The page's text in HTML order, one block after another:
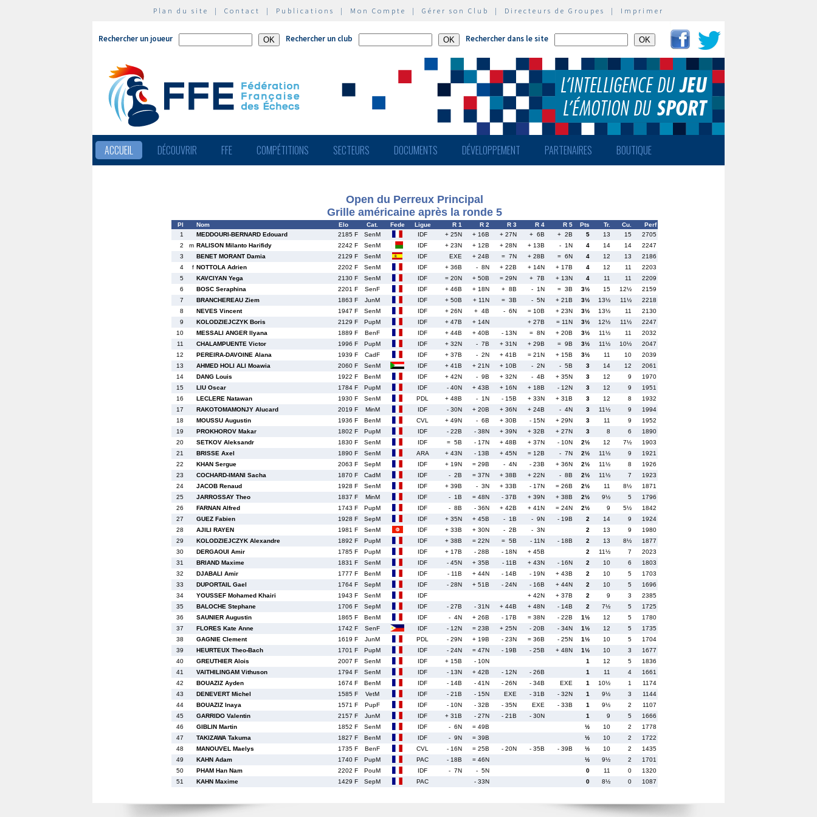
Plan du site | Contact | Publications | Mon Compte | Gérer son Club | Directeurs de Groupes | Imprimer
Rechercher un joueur Rechercher un club Rechercher dans le site
ACCUEIL DÉCOUVRIR FFE COMPÉTITIONS SECTEURS DOCUMENTS DÉVELOPPEMENT PARTENAIRES BOUTIQUE
Open du Perreux Principal
Grille américaine après la ronde 5
Pl Nom Elo Cat. Fede Ligue R 1 R 2 R 3 R 4 R 5 Pts Tr. Cu.
Perf
1
MEDDOURI-BERNARD Edouard 2185 F SenM IDF + 25N + 16B + 27N + 6B + 2B 5 13 15
2705
2
m RALISON Milanto Harifidy 2242 F SenM IDF + 23N + 12B + 28N + 13B - 1N 4 14 14
2247
3
BENET MORANT Damia 2129 F SenM IDF EXE + 24B = 7N + 28B = 6N 4 12 13
2186
4
f NOTTOLA Adrien 2202 F SenM IDF + 36B - 8N + 22B + 14N + 17B 4 12 11
2203
5
KAVCIYAN Yega 2130 F SenM IDF = 20N + 50B = 29N + 7B + 13N 4 11 11
2209
6
BOSC Seraphina 2201 F SenF IDF + 46B + 18N + 8B - 1N = 3B 3½ 15 12½
2159
7
BRANCHEREAU Ziem 1863 F JunM IDF + 50B + 11N = 3B - 5N + 21B 3½ 13½ 11½
2218
8
NEVES Vincent 1947 F SenM IDF + 26N + 4B - 6N = 10B + 23N 3½ 13½ 11
2130
9
KOLODZIEJCZYK Boris 2129 F PupM IDF + 47B + 14N + 27B = 11N 3½ 12½ 11½
2247
10
MESSALI ANGER Ilyana 1889 F BenF IDF + 44B + 40B - 13N = 8N + 20B 3½ 11½ 11
2032
11
CHALAMPUENTE Victor 1996 F PupM IDF + 32N - 7B + 31N + 29B = 9B 3½ 11½ 10½
2047
12
PEREIRA-DAVOINE Alana 1939 F CadF IDF + 37B - 2N + 41B = 21N + 15B 3½ 11 10
2039
13
AHMED HOLI ALI Moawia 2060 F SenM IDF + 41B + 21N + 10B - 2N - 5B 3 14 12
2061
14
DANG Louis 1922 F BenM IDF + 42N - 9B + 32N - 4B + 35N 3 12 9
1970
15
LIU Oscar 1784 F PupM IDF - 40N + 43B + 16N + 18B - 12N 3 12 9
1951
16
LECLERE Natawan 1930 F SenM PDL + 48B - 1N - 15B + 33N + 31B 3 12 8
1932
17
RAKOTOMAMONJY Alucard 2019 F MinM IDF - 30N + 20B + 36N + 24B - 4N 3 11½ 9
1994
18
MOUSSU Augustin 1936 F BenM CVL + 49N - 6B + 30B - 15N + 29N 3 11 9
1952
19
PROKHOROV Makar 1802 F PupM IDF - 22B - 38N + 39N + 32B + 27N 3 8 6
1890
20
SETKOV Aleksandr 1830 F SenM IDF = 5B - 17N + 48B + 37N - 10N 2½ 12 7½
1903
21
BRISSE Axel 1890 F SenM ARA + 43N - 13B + 45N = 12B - 7N 2½ 11½ 9
1921
22
KHAN Sergue 2063 F SepM IDF + 19N = 29B - 4N - 23B + 36N 2½ 11½ 8
1926
23
COCHARD-IMANI Sacha 1870 F CadM IDF - 2B = 37N + 38B + 22N - 8B 2½ 11½ 7
1923
24
JACOB Renaud 1928 F SenM IDF + 39B - 3N + 33B - 17N = 26B 2½ 11 8½
1871
25
JARROSSAY Theo 1837 F MinM IDF - 1B = 48N - 37B + 39N + 38B 2½ 9½ 5
1796
26
FARNAN Alfred 1743 F PupM IDF - 8B - 36N + 42B + 41N = 24N 2½ 9 5½
1842
27
GUEZ Fabien 1928 F SepM IDF + 35N + 45B - 1B - 9N - 19B 2 14 9
1924
28
AJILI RAYEN 1981 F SenM IDF + 33B + 30N - 2B - 3N 2 13 9
1980
29
KOLODZIEJCZYK Alexandre 1892 F PupM IDF + 38B = 22N = 5B - 11N - 18B 2 13 8½
1877
30
DERGAOUI Amir 1785 F PupM IDF + 17B - 28B - 18N + 45B 2 11½ 7
2023
31
BRIAND Maxime 1831 F SenM IDF - 45N + 35B - 11B + 43N - 16N 2 10 6
1803
32
DJABALI Amir 1777 F BenM IDF - 11B + 44N - 14B - 19N + 43B 2 10 5
1703
33
DUPORTAIL Gael 1764 F SepM IDF - 28N + 51B - 24N - 16B + 44N 2 10 5
1696
34
YOUSSEF Mohamed Khairi 1943 F SenM IDF + 42N + 37B 2 9 3
2385
35
BALOCHE Stephane 1706 F SepM IDF - 27B - 31N + 44B + 48N - 14B 2 7½ 5
1725
36
SAUNIER Augustin 1865 F BenM IDF - 4N + 26B - 17B = 38N - 22B 1½ 12 5
1780
37
FLORES Kate Anne 1742 F SenF IDF - 12N = 23B + 25N - 20B - 34N 1½ 12 5
1735
38
GAGNIE Clement 1619 F JunM PDL - 29N + 19B - 23N = 36B - 25N 1½ 10 5
1704
39
HEURTEUX Theo-Bach 1701 F PupM IDF - 24N = 47N - 19B - 25B + 48N 1½ 10 3
1677
40
GREUTHIER Alois 2007 F SenM IDF + 15B - 10N 1 12 5
1836
41
VAITHILINGAM Vithuson 1794 F SenM IDF - 13N + 42B - 12N - 26B 1 11 4
1661
42
BOUAZIZ Ayden 1674 F BenM IDF - 14B - 41N - 26N - 34B EXE 1 10½ 1
1174
43
DENEVERT Michel 1585 F VetM IDF - 21B - 15N EXE - 31B - 32N 1 9½ 3
1144
44
BOUAZIZ Inaya 1571 F PupF IDF - 10N - 32B - 35N EXE - 33B 1 9½ 2
1107
45
GARRIDO Valentin 2157 F JunM IDF + 31B - 27N - 21B - 30N 1 9 5
1666
46
GIBLIN Martin 1852 F SenM IDF - 6N = 49B ½ 10 2
1778
47
TAKIZAWA Takuma 1827 F BenM IDF - 9N = 39B ½ 10 2
1722
48
MANOUVEL Maelys 1735 F BenF CVL - 16N = 25B - 20N - 35B - 39B ½ 10 2
1435
49
KAHN Adam 1740 F PupM PAC - 18B = 46N ½ 9½ 2
1701
50
PHAM Han Nam 2202 F PouM IDF - 7N - 5N 0 11 0
1320
51
KAHN Maxime 1429 F SepM PAC - 33N 0 8½ 0 1087